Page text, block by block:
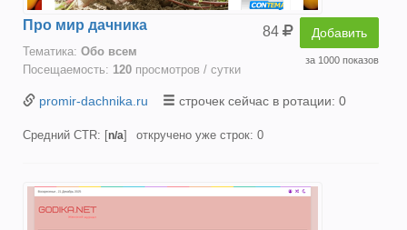
84 Добавить
за 1000 показов
Про мир дачника
Тематика: Oбо всем
Посещаемость: 120 просмотров / сутки
promir-dachnika.ru строчек сейчас в ротации: 0
Средний CTR: [n/a] откручено уже строк: 0